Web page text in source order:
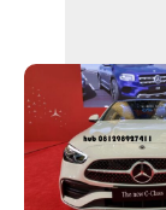
Harga
Kontak